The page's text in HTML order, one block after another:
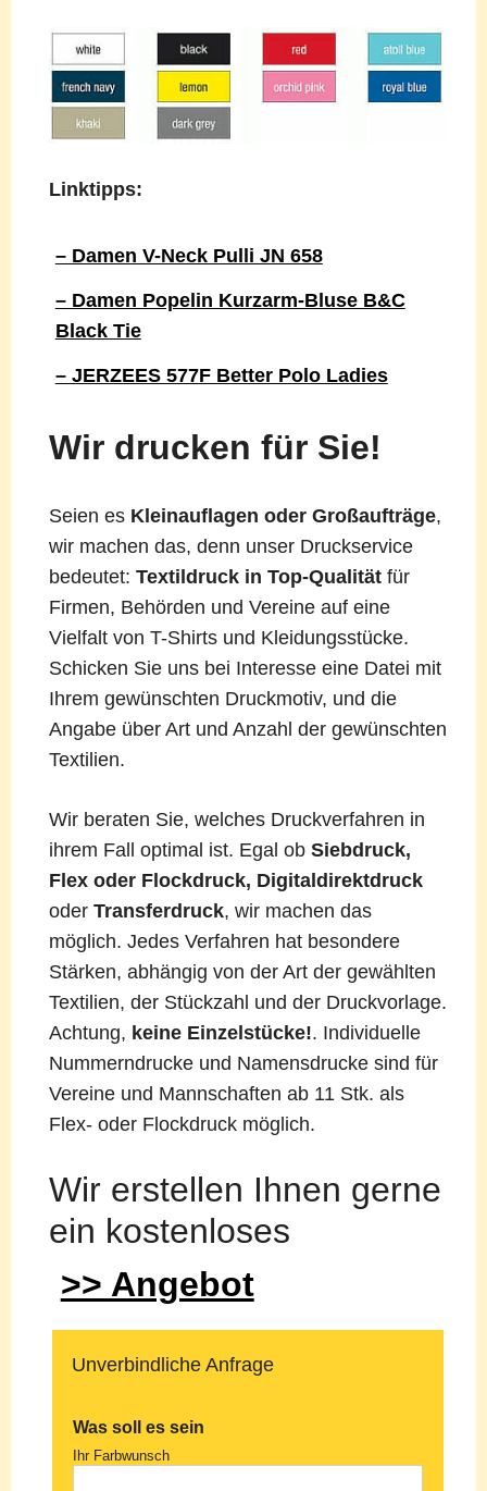
Linktipps:
– Damen V-Neck Pulli JN 658
– Damen Popelin Kurzarm-Bluse B&C
Black Tie
– JERZEES 577F Better Polo Ladies
Wir drucken für Sie!
Seien es Kleinauflagen oder Großaufträge,
wir machen das, denn unser Druckservice
bedeutet: Textildruck in Top-Qualitätfür
Firmen, Behörden und Vereine auf eine
Vielfalt von T-Shirts und Kleidungsstücke.
Schicken Sie uns bei Interesse eine Datei mit
Ihrem gewünschten Druckmotiv, und die
Angabe über Art und Anzahl der gewünschten
Textilien.
Wir beraten Sie, welches Druckverfahren in
ihrem Fall optimal ist. Egal ob Siebdruck,
Flex oder Flockdruck, Digitaldirektdruck
oder Transferdruck, wir machen das
möglich. Jedes Verfahren hat besondere
Stärken, abhängig von der Art der gewählten
Textilien, der Stückzahl und der Druckvorlage.
Achtung, keine Einzelstücke!. Individuelle
Nummerndrucke und Namensdrucke sind für
Vereine und Mannschaften ab 11 Stk. als
Flex- oder Flockdruck möglich.
Wir erstellen Ihnen gerne
ein kostenloses
>> Angebot
Unverbindliche Anfrage
Was soll es sein
Ihr Farbwunsch